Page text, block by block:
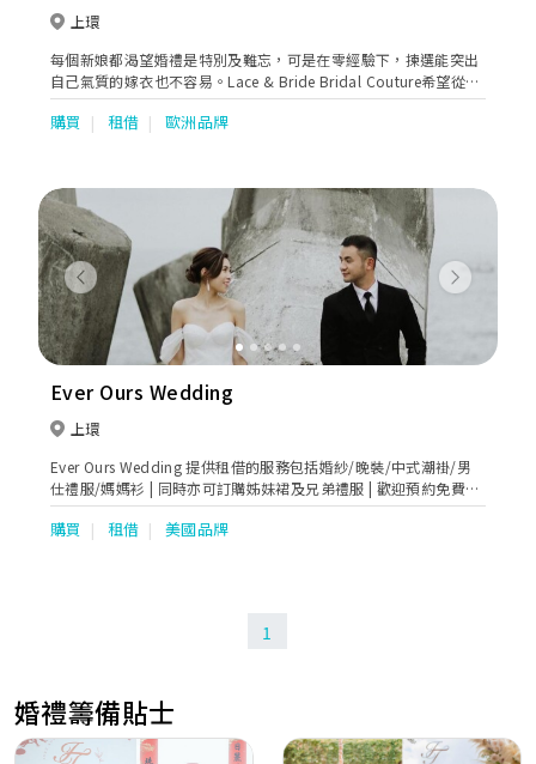
上環
每個新娘都渴望婚禮是特別及難忘，可是在零經驗下，揀選能突出
自己氣質的嫁衣也不容易。Lace & Bride Bridal Couture希望從新
人角度出發，以細緻手工和剪裁設計，展現新娘的體態美與氣質，
務求讓新娘眼前一亮，能夠充滿期待地在這裡找到婚禮夢想。
購買 租借 歐洲品牌
Previous Next
Ever Ours Wedding
上環
Ever Ours Wedding 提供租借的服務包括婚紗/晚裝/中式潮褂/男
仕禮服/媽媽衫 | 同時亦可訂購姊妹裙及兄弟禮服 | 歡迎預約免費試
身
購買 租借 美國品牌
1
婚禮籌備貼士